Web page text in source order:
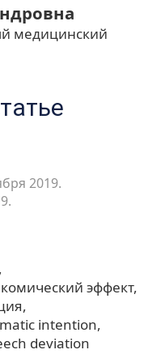
медицинский
2019.
комический эффект
intention
deviation